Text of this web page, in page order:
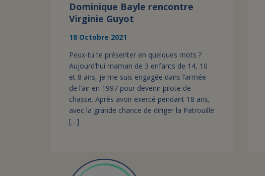
Dominique Bayle rencontre
Virginie Guyot
18 Octobre 2021
Peux-tu te présenter en quelques mots ?
Aujourd’hui maman de 3 enfants de 14, 10
et 8 ans, je me suis engagée dans l’armée
de l’air en 1997 pour devenir pilote de
chasse. Après avoir exercé pendant 18 ans,
avec la grande chance de diriger la Patrouille
[…]